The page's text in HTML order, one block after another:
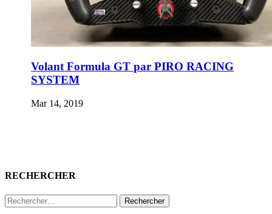
Volant Formula GT par PIRO RACING
SYSTEM
Mar 14, 2019
RECHERCHER
Rechercher :